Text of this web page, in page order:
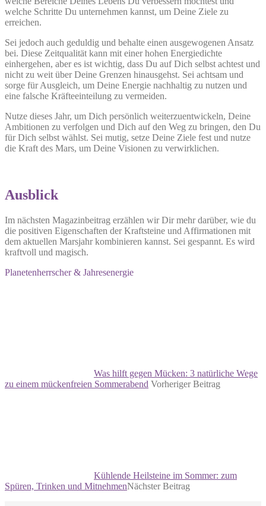
welche Schritte Du unternehmen kannst, um Deine Ziele zu
erreichen.
Sei jedoch auch geduldig und behalte einen ausgewogenen Ansatz
bei. Diese Zeitqualität kann mit einer hohen Energiedichte
einhergehen, aber es ist wichtig, dass Du auf Dich selbst achtest und
nicht zu weit über Deine Grenzen hinausgehst. Sei achtsam und
sorge für Ausgleich, um Deine Energie nachhaltig zu nutzen und
eine falsche Kräfteeinteilung zu vermeiden.
Nutze dieses Jahr, um Dich persönlich weiterzuentwickeln, Deine
Ambitionen zu verfolgen und Dich auf den Weg zu bringen, den Du
für Dich selbst wählst. Sei mutig, setze Deine Ziele fest und nutze
die Kraft des Mars, um Deine Visionen zu verwirklichen.
Ausblick
Im nächsten Magazinbeitrag erzählen wir Dir mehr darüber, wie du
die positiven Eigenschaften der Kraftsteine und Affirmationen mit
dem aktuellen Marsjahr kombinieren kannst. Sei gespannt. Es wird
kraftvoll und magisch.
Planetenherrscher & Jahresenergie
Was hilft gegen Mücken: 3 natürliche Wege
zu einem mückenfreien Sommerabend Vorheriger Beitrag
Kühlende Heilsteine im Sommer: zum
Spüren, Trinken und MitnehmenNächster Beitrag